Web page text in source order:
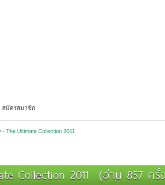
สมัครสมาชิก
- The Ultimate Collection 2011
Collection 2011 (อ่าน 857 ครั้